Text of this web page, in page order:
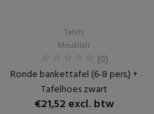
Tafels
Meubilair
(0)
Ronde bankettafel (6-8 pers.) +
Tafelhoes zwart
€21,52 excl. btw